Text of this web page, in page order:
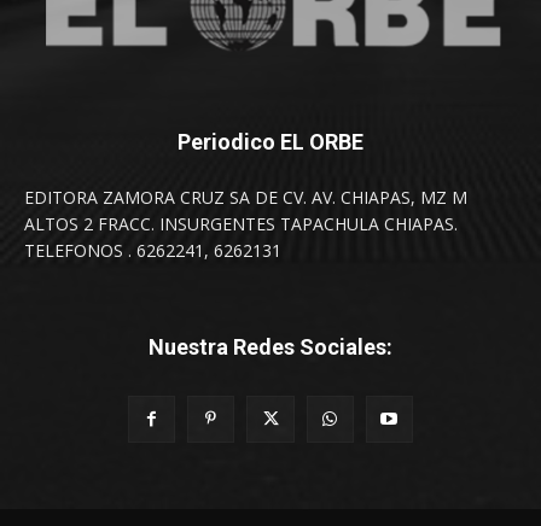
Periodico EL ORBE
EDITORA ZAMORA CRUZ SA DE CV. AV. CHIAPAS, MZ M
ALTOS 2 FRACC. INSURGENTES TAPACHULA CHIAPAS.
TELEFONOS . 6262241, 6262131
Nuestra Redes Sociales: